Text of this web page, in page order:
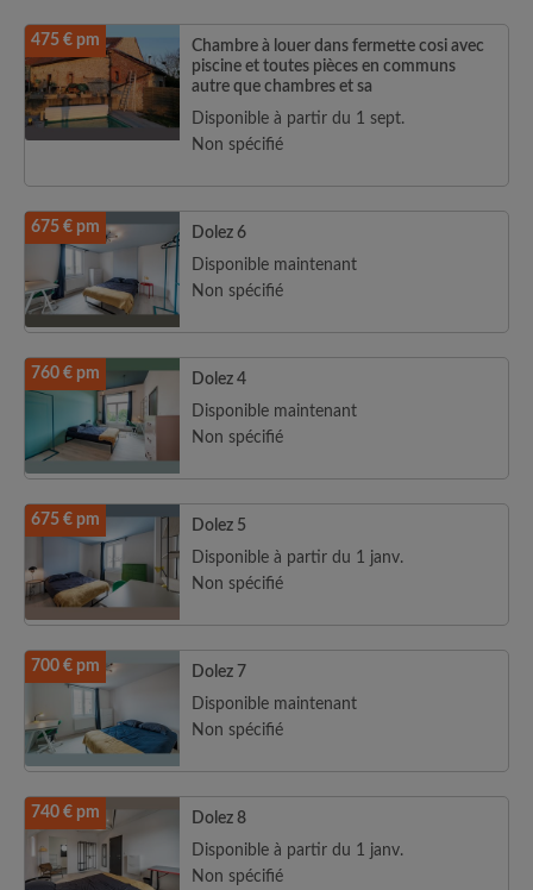
475 € pm
Chambre à louer dans fermette cosi avec
piscine et toutes pièces en communs
autre que chambres et sa
Disponible à partir du 1 sept.
Non spécifié
675 € pm
Dolez 6
Disponible maintenant
Non spécifié
760 € pm
Dolez 4
Disponible maintenant
Non spécifié
675 € pm
Dolez 5
Disponible à partir du 1 janv.
Non spécifié
700 € pm
Dolez 7
Disponible maintenant
Non spécifié
740 € pm
Dolez 8
Disponible à partir du 1 janv.
Non spécifié